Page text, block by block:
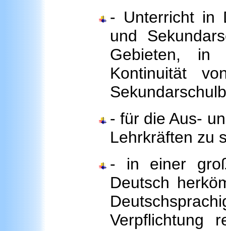
- Unterricht in
und
Gebieten, in
Kontinuität
- für die Aus-
Lehrkräften zu
- in einer
Deutsch
Verpflichtung